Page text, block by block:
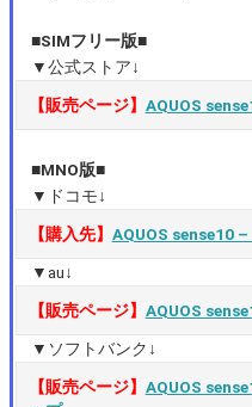
■SIMフリー版■
▼公式ストア↓
【販売ページ】 AQUOS
■MNO版■
▼ドコモ↓
【購入先】 AQUOS sense10
▼au↓
【販売ページ】 AQUOS
▼ソフトバンク↓
【販売ページ】 AQUOS